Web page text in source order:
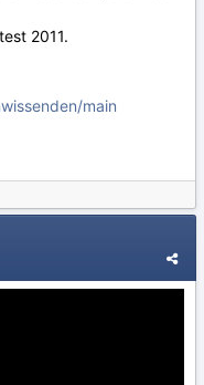
2011.
main